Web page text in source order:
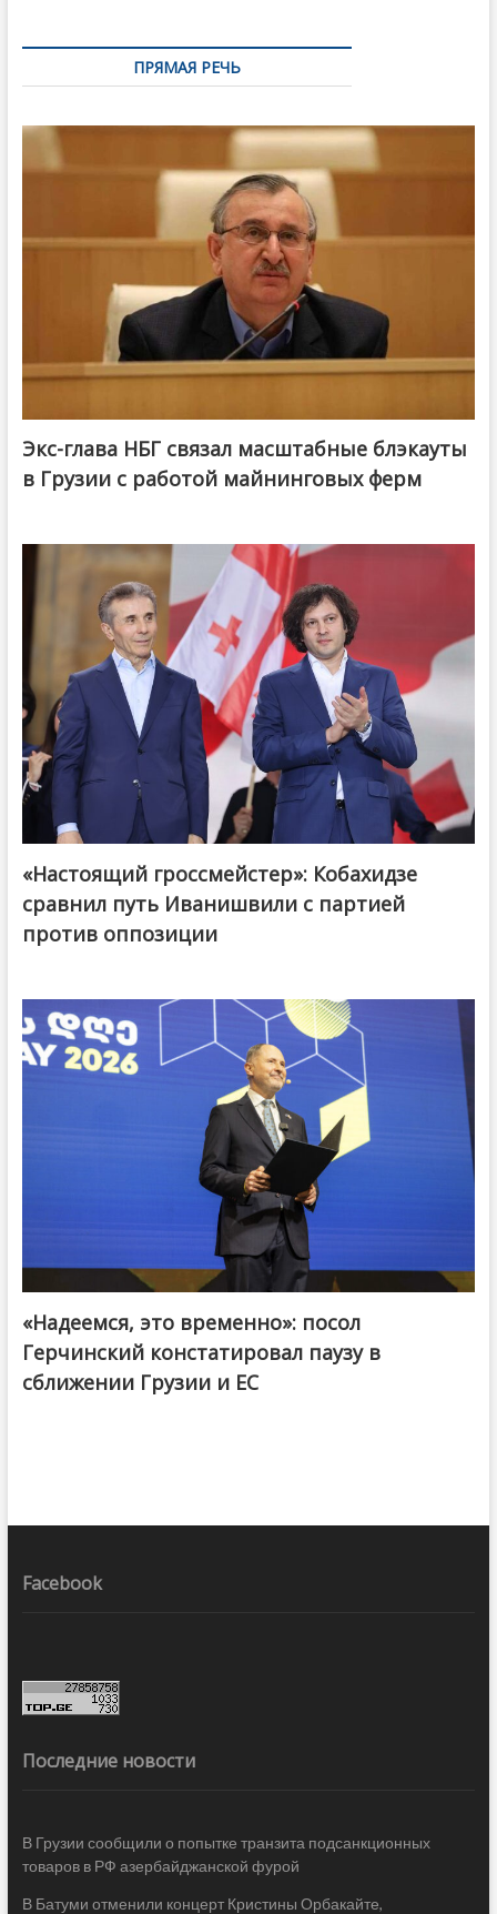
ПРЯМАЯ РЕЧЬ
Экс-глава НБГ связал масштабные блэкауты
в Грузии с работой майнинговых ферм
@ქართული ოცნება / Georgian Dream
«Настоящий гроссмейстер»: Кобахидзе
сравнил путь Иванишвили с партией
против оппозиции
«Надеемся, это временно»: посол
Герчинский констатировал паузу в
сближении Грузии и ЕС
Facebook
Последние новости
В Грузии сообщили о попытке транзита подсанкционных
товаров в РФ азербайджанской фурой
В Батуми отменили концерт Кристины Орбакайте,